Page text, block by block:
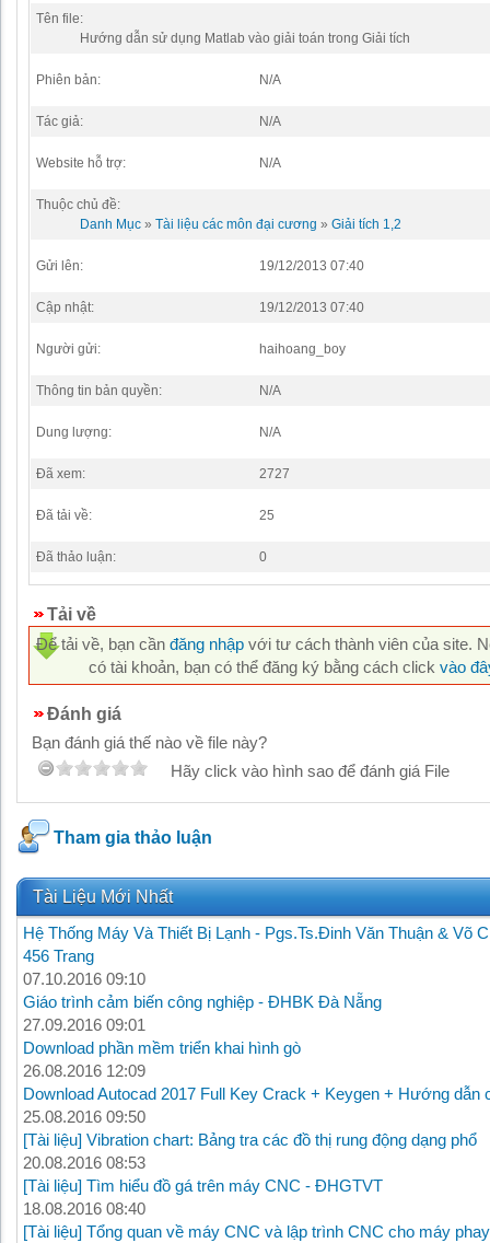
Tên file:
Hướng dẫn sử dụng Matlab vào giải toán trong Giải tích
Phiên bản: N/A
Tác giả: N/A
Website hỗ trợ: N/A
Thuộc chủ đề:
Danh Mục » Tài liệu các môn đại cương » Giải tích 1,2
Gửi lên: 19/12/2013 07:40
Cập nhật: 19/12/2013 07:40
Người gửi: haihoang_boy
Thông tin bản quyền: N/A
Dung lượng: N/A
Đã xem: 2727
Đã tải về: 25
Đã thảo luận: 0
Tải về
Để tải về, bạn cần đăng nhập với tư cách thành viên của site.
có tài khoản, bạn có thể đăng ký bằng cách click vào
Đánh giá
Bạn đánh giá thế nào về file này?
Hãy click vào hình sao để đánh giá File
Tham gia thảo luận
Tài Liệu Mới Nhất
Hệ Thống Máy Và Thiết Bị Lạnh - Pgs.Ts.Đinh Văn Thuận & Võ
456 Trang
07.10.2016 09:10
Giáo trình cảm biến công nghiệp - ĐHBK Đà Nẵng
27.09.2016 09:01
Download phần mềm triển khai hình gò
26.08.2016 12:09
Download Autocad 2017 Full Key Crack + Keygen + Hướng dẫn
25.08.2016 09:50
[Tài liệu] Vibration chart: Bảng tra các đồ thị rung động dạng phổ
20.08.2016 08:53
[Tài liệu] Tìm hiểu đồ gá trên máy CNC - ĐHGTVT
18.08.2016 08:40
[Tài liệu] Tổng quan về máy CNC và lập trình CNC cho máy